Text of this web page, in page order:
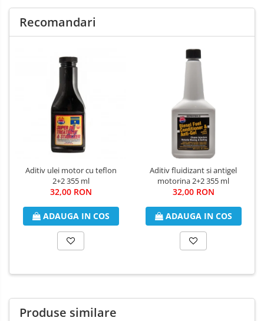
Recomandari
Aditiv ulei motor cu teflon
2+2 355 ml
32,00 RON
ADAUGA IN COS
Aditiv fluidizant si antigel
motorina 2+2 355 ml
32,00 RON
ADAUGA IN COS
Produse similare